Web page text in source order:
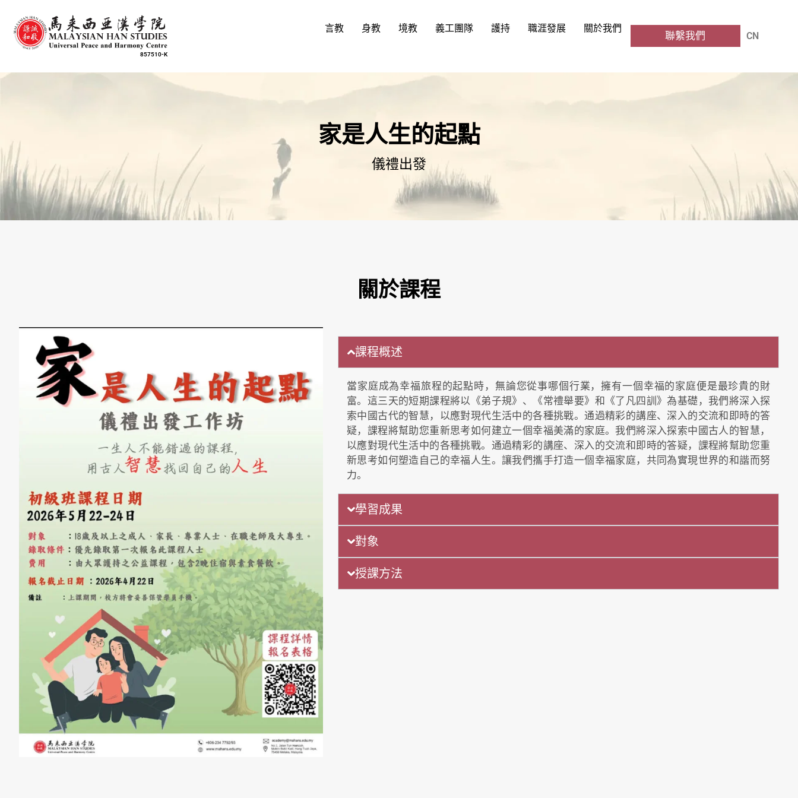
857510-K
言教 身教 境教 義工團隊 護持 職涯發展 關於我們
聯繫我們 CN
EN
家是人生的起點
儀禮出發
關於課程
課程概述
當家庭成為幸福旅程的起點時，無論您從事哪個行業，擁有一個幸福的家庭便是最珍貴的財
富。這三天的短期課程將以《弟子規》、《常禮舉要》和《了凡四訓》為基礎，我們將深入探
索中國古代的智慧，以應對現代生活中的各種挑戰。通過精彩的講座、深入的交流和即時的答
疑，課程將幫助您重新思考如何建立一個幸福美滿的家庭。我們將深入探索中國古人的智慧，
以應對現代生活中的各種挑戰。通過精彩的講座、深入的交流和即時的答疑，課程將幫助您重
新思考如何塑造自己的幸福人生。讓我們攜手打造一個幸福家庭，共同為實現世界的和諧而努
力。
學習成果
對象
授課方法